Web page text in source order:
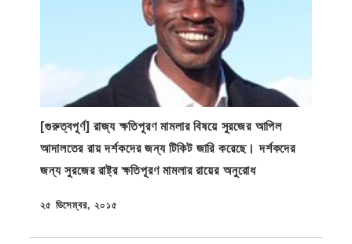
[গুরুত্বপূর্ণ] রাজ্য ক্ষতিপূরণ মামলার বিষয়ে সুরজের আপিল
আদালতের রায় দর্শকদের জন্য টিকিট জারি করেছে। দর্শকদের
জন্য সুরজের রাষ্ট্র ক্ষতিপূরণ মামলার রায়ের অনুরোধ
প্রকাশিত
২৫ ডিসেম্বর, ২০১৫